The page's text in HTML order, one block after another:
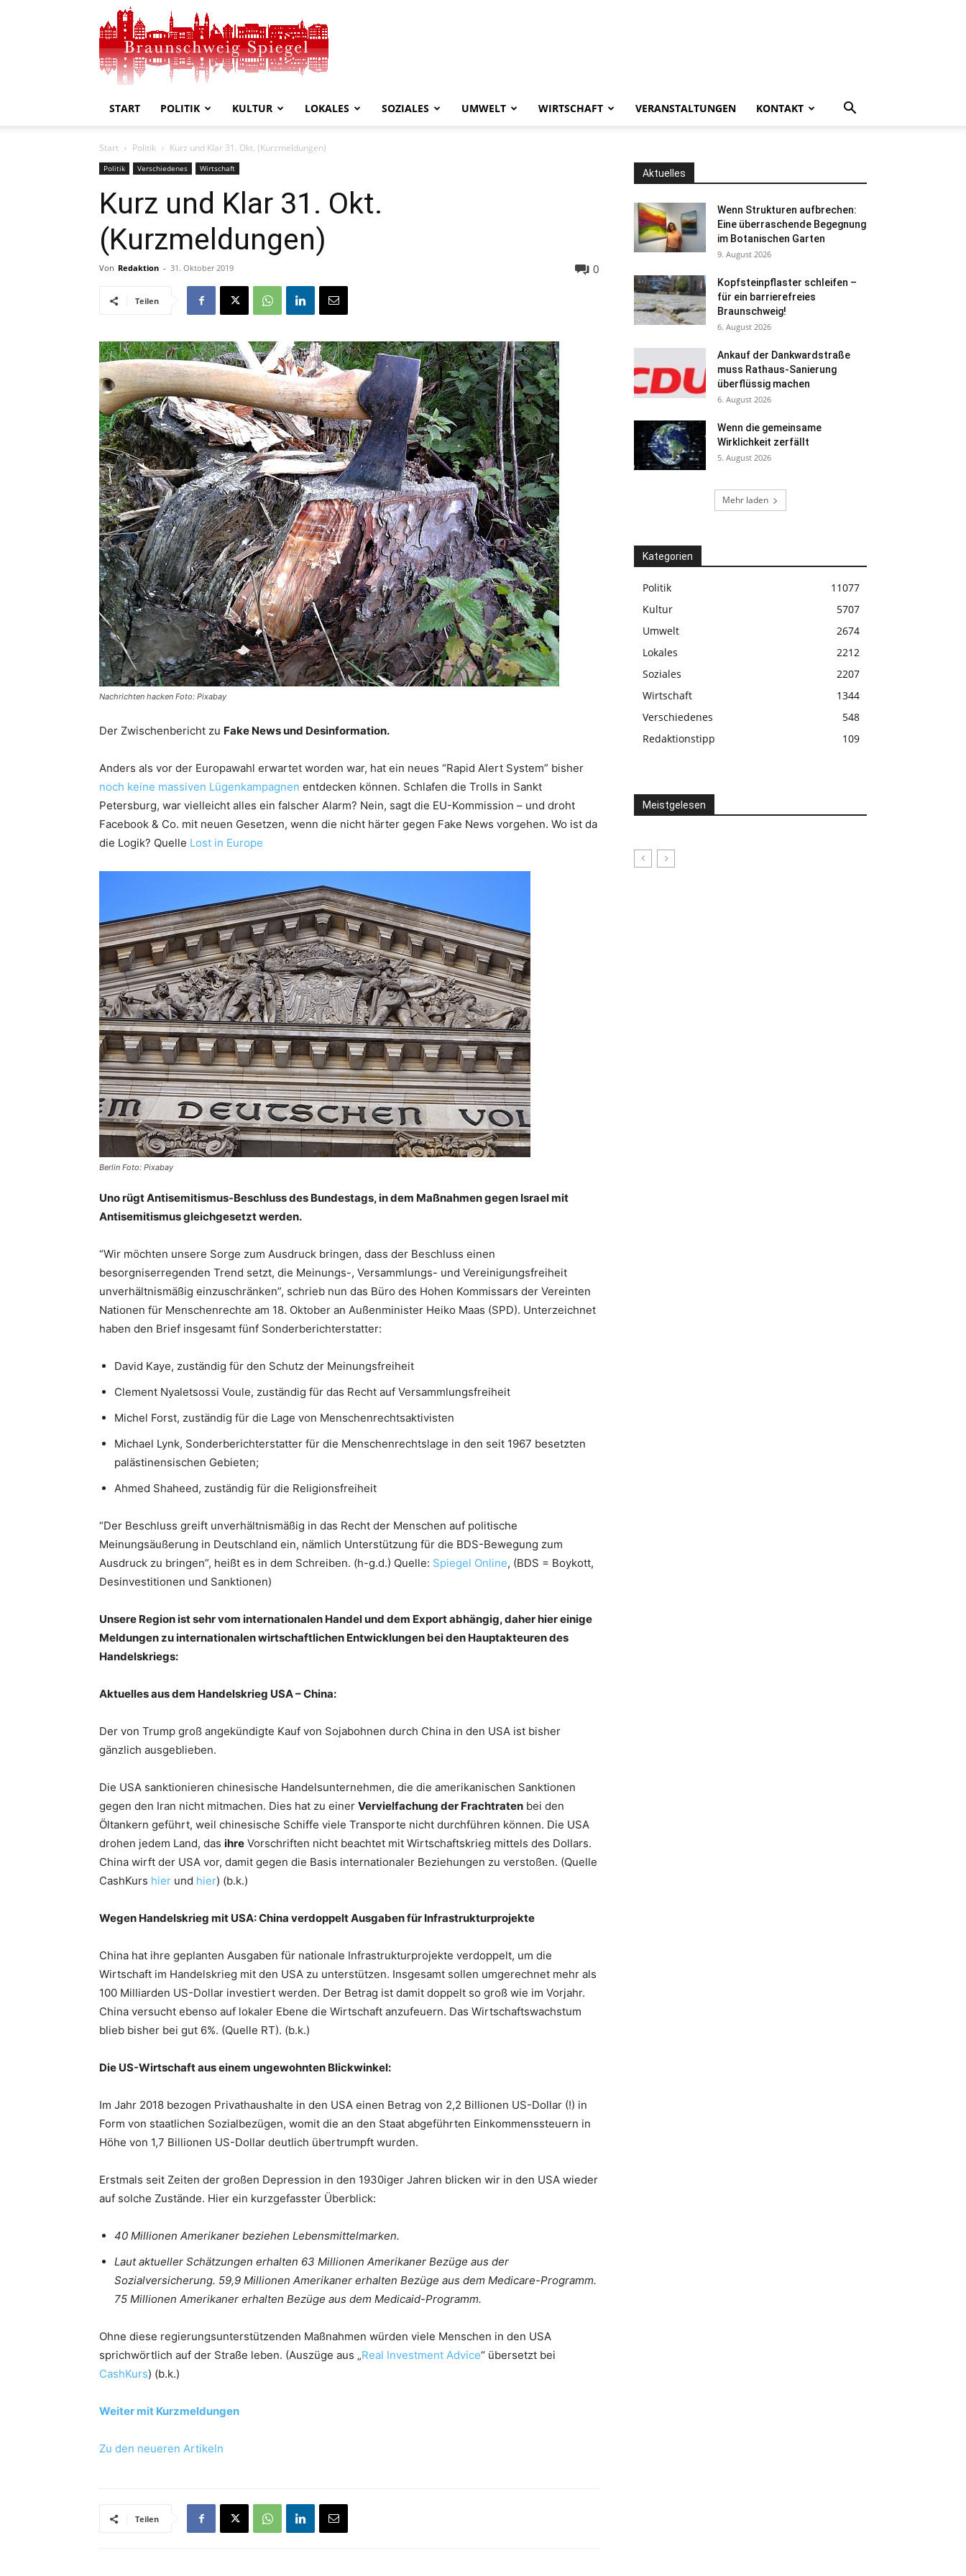
Spiegel
START POLITIK KULTUR LOKALES SOZIALES UMWELT WIRTSCHAFT VERANSTALTUNGEN KONTAKT
Start Politik Kurz und Klar 31. Okt. (Kurzmeldungen)
Politik Verschiedenes Wirtschaft
Kurz und Klar 31. Okt.
(Kurzmeldungen)
Von Redaktion - 31. Oktober 2019 0
Teilen
Nachrichten hacken Foto: Pixabay
Der Zwischenbericht zu Fake News und Desinformation.
Anders als vor der Europawahl erwartet worden war, hat ein neues “Rapid Alert System” bisher
noch keine massiven Lügenkampagnen entdecken können. Schlafen die Trolls in Sankt
Petersburg, war vielleicht alles ein falscher Alarm? Nein, sagt die EU-Kommission – und droht
Facebook & Co. mit neuen Gesetzen, wenn die nicht härter gegen Fake News vorgehen. Wo ist da
die Logik? Quelle Lost in Europe
Berlin Foto: Pixabay
Uno rügt Antisemitismus-Beschluss des Bundestags, in dem Maßnahmen gegen Israel mit
Antisemitismus gleichgesetzt werden.
“Wir möchten unsere Sorge zum Ausdruck bringen, dass der Beschluss einen
besorgniserregenden Trend setzt, die Meinungs-, Versammlungs- und Vereinigungsfreiheit
unverhältnismäßig einzuschränken”, schrieb nun das Büro des Hohen Kommissars der Vereinten
Nationen für Menschenrechte am 18. Oktober an Außenminister Heiko Maas (SPD). Unterzeichnet
haben den Brief insgesamt fünf Sonderberichterstatter:
David Kaye, zuständig für den Schutz der Meinungsfreiheit
Clement Nyaletsossi Voule, zuständig für das Recht auf Versammlungsfreiheit
Michel Forst, zuständig für die Lage von Menschenrechtsaktivisten
Michael Lynk, Sonderberichterstatter für die Menschenrechtslage in den seit 1967 besetzten
palästinensischen Gebieten;
Ahmed Shaheed, zuständig für die Religionsfreiheit
“Der Beschluss greift unverhältnismäßig in das Recht der Menschen auf politische
Meinungsäußerung in Deutschland ein, nämlich Unterstützung für die BDS-Bewegung zum
Ausdruck zu bringen”, heißt es in dem Schreiben. (h-g.d.) Quelle: Spiegel Online, (BDS = Boykott,
Desinvestitionen und Sanktionen)
Unsere Region ist sehr vom internationalen Handel und dem Export abhängig, daher hier einige
Meldungen zu internationalen wirtschaftlichen Entwicklungen bei den Hauptakteuren des
Handelskriegs:
Aktuelles aus dem Handelskrieg USA – China:
Der von Trump groß angekündigte Kauf von Sojabohnen durch China in den USA ist bisher
gänzlich ausgeblieben.
Die USA sanktionieren chinesische Handelsunternehmen, die die amerikanischen Sanktionen
gegen den Iran nicht mitmachen. Dies hat zu einer Vervielfachung der Frachtraten bei den
Öltankern geführt, weil chinesische Schiffe viele Transporte nicht durchführen können. Die USA
drohen jedem Land, das ihre Vorschriften nicht beachtet mit Wirtschaftskrieg mittels des Dollars.
China wirft der USA vor, damit gegen die Basis internationaler Beziehungen zu verstoßen. (Quelle
CashKurs hier und hier) (b.k.)
Wegen Handelskrieg mit USA: China verdoppelt Ausgaben für Infrastrukturprojekte
China hat ihre geplanten Ausgaben für nationale Infrastrukturprojekte verdoppelt, um die
Wirtschaft im Handelskrieg mit den USA zu unterstützen. Insgesamt sollen umgerechnet mehr als
100 Milliarden US-Dollar investiert werden. Der Betrag ist damit doppelt so groß wie im Vorjahr.
China versucht ebenso auf lokaler Ebene die Wirtschaft anzufeuern. Das Wirtschaftswachstum
blieb bisher bei gut 6%. (Quelle RT). (b.k.)
Die US-Wirtschaft aus einem ungewohnten Blickwinkel:
Im Jahr 2018 bezogen Privathaushalte in den USA einen Betrag von 2,2 Billionen US-Dollar (!) in
Form von staatlichen Sozialbezügen, womit die an den Staat abgeführten Einkommenssteuern in
Höhe von 1,7 Billionen US-Dollar deutlich übertrumpft wurden.
Erstmals seit Zeiten der großen Depression in den 1930iger Jahren blicken wir in den USA wieder
auf solche Zustände. Hier ein kurzgefasster Überblick:
40 Millionen Amerikaner beziehen Lebensmittelmarken.
Laut aktueller Schätzungen erhalten 63 Millionen Amerikaner Bezüge aus der
Sozialversicherung. 59,9 Millionen Amerikaner erhalten Bezüge aus dem Medicare-Programm.
75 Millionen Amerikaner erhalten Bezüge aus dem Medicaid-Programm.
Ohne diese regierungsunterstützenden Maßnahmen würden viele Menschen in den USA
sprichwörtlich auf der Straße leben. (Auszüge aus „Real Investment Advice“ übersetzt bei
CashKurs) (b.k.)
Weiter mit Kurzmeldungen
Zu den neueren Artikeln
Teilen
Aktuelles
Wenn Strukturen aufbrechen:
Eine überraschende Begegnung
im Botanischen Garten
9. August 2026
Kopfsteinpflaster schleifen –
für ein barrierefreies
Braunschweig!
6. August 2026
Ankauf der Dankwardstraße
muss Rathaus-Sanierung
überflüssig machen
6. August 2026
Wenn die gemeinsame
Wirklichkeit zerfällt
5. August 2026
Mehr laden
Kategorien
Politik
11077
Kultur
5707
Umwelt
2674
Lokales
2212
Soziales
2207
Wirtschaft
1344
Verschiedenes
548
Redaktionstipp
109
Meistgelesen